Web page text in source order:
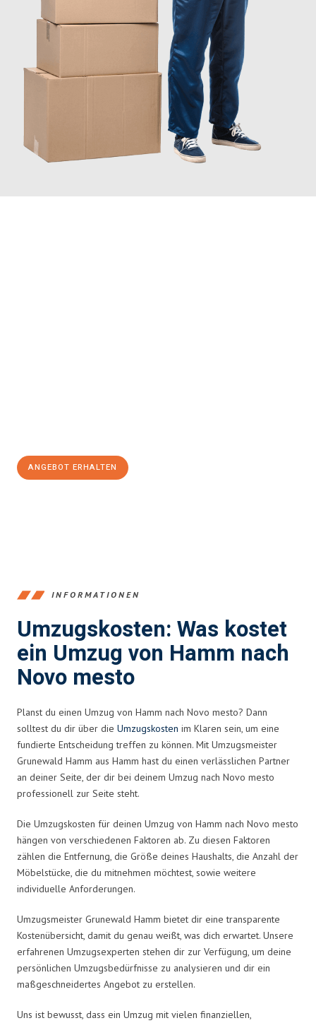
ANGEBOT ERHALTEN
INFORMATIONEN
Umzugskosten: Was kostet
ein Umzug von Hamm nach
Novo mesto
Planst du einen Umzug von Hamm nach Novo mesto? Dann
solltest du dir über die Umzugskosten im Klaren sein, um eine
fundierte Entscheidung treffen zu können. Mit Umzugsmeister
Grunewald Hamm aus Hamm hast du einen verlässlichen Partner
an deiner Seite, der dir bei deinem Umzug nach Novo mesto
professionell zur Seite steht.
Die Umzugskosten für deinen Umzug von Hamm nach Novo mesto
hängen von verschiedenen Faktoren ab. Zu diesen Faktoren
zählen die Entfernung, die Größe deines Haushalts, die Anzahl der
Möbelstücke, die du mitnehmen möchtest, sowie weitere
individuelle Anforderungen.
Umzugsmeister Grunewald Hamm bietet dir eine transparente
Kostenübersicht, damit du genau weißt, was dich erwartet. Unsere
erfahrenen Umzugsexperten stehen dir zur Verfügung, um deine
persönlichen Umzugsbedürfnisse zu analysieren und dir ein
maßgeschneidertes Angebot zu erstellen.
Uns ist bewusst, dass ein Umzug mit vielen finanziellen,